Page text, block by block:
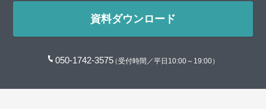
資料ダウンロード
050-1742-3575（受付時間／平日10:00～19:00）